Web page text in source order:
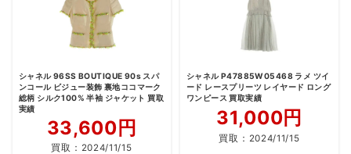
シャネル 96SS BOUTIQUE 90s スパ
ンコール ビジュー装飾 裏地ココマーク
総柄 シルク100% 半袖 ジャケット 買取
実績
33,600円
買取： 2024/11/15
シャネル P47885W05468 ラメ ツイ
ード レースプリーツ レイヤード ロング
ワンピース 買取実績
31,000円
買取： 2024/11/15